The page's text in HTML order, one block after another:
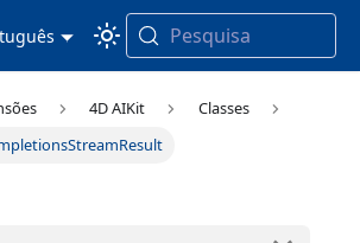
4D Pesquisa
4D AIKit
Classes